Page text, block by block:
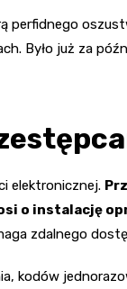
perfidnego
Było już za
elektronicznej.
o instalację
zdalnego
kodów